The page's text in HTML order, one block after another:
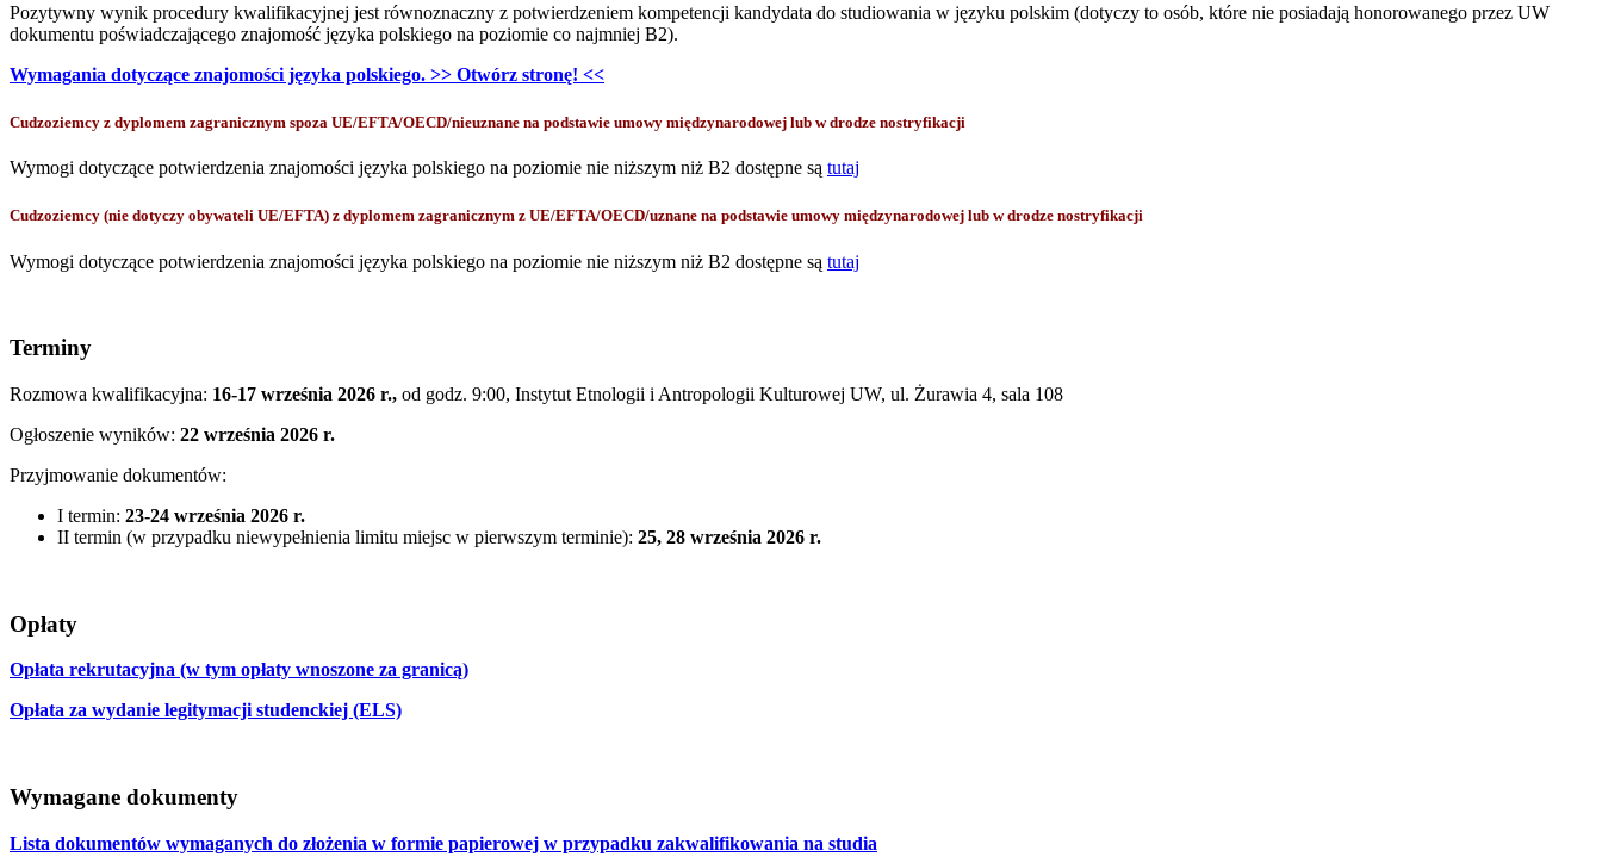
Pozytywny wynik procedury kwalifikacyjnej jest równoznaczny z potwierdzeniem kompetencji kandydata do studiowania w języku polskim (dotyczy to osób, które nie posiadają honorowanego przez UW
dokumentu poświadczającego znajomość języka polskiego na poziomie co najmniej B2).
Wymagania dotyczące znajomości języka polskiego. >> Otwórz stronę! <<
Cudzoziemcy z dyplomem zagranicznym spoza UE/EFTA/OECD/nieuznane na podstawie umowy międzynarodowej lub w drodze nostryfikacji
Wymogi dotyczące potwierdzenia znajomości języka polskiego na poziomie nie niższym niż B2 dostępne są tutaj
Cudzoziemcy (nie dotyczy obywateli UE/EFTA) z dyplomem zagranicznym z UE/EFTA/OECD/uznane na podstawie umowy międzynarodowej lub w drodze nostryfikacji
Wymogi dotyczące potwierdzenia znajomości języka polskiego na poziomie nie niższym niż B2 dostępne są tutaj
Terminy
Rozmowa kwalifikacyjna: 16-17 września 2026 r., od godz. 9:00, Instytut Etnologii i Antropologii Kulturowej UW, ul. Żurawia 4, sala 108
Ogłoszenie wyników: 22 września 2026 r.
Przyjmowanie dokumentów:
I termin: 23-24 września 2026 r.
II termin (w przypadku niewypełnienia limitu miejsc w pierwszym terminie): 25, 28 września 2026 r.
Opłaty
Opłata rekrutacyjna (w tym opłaty wnoszone za granicą)
Opłata za wydanie legitymacji studenckiej (ELS)
Wymagane dokumenty
Lista dokumentów wymaganych do złożenia w formie papierowej w przypadku zakwalifikowania na studia